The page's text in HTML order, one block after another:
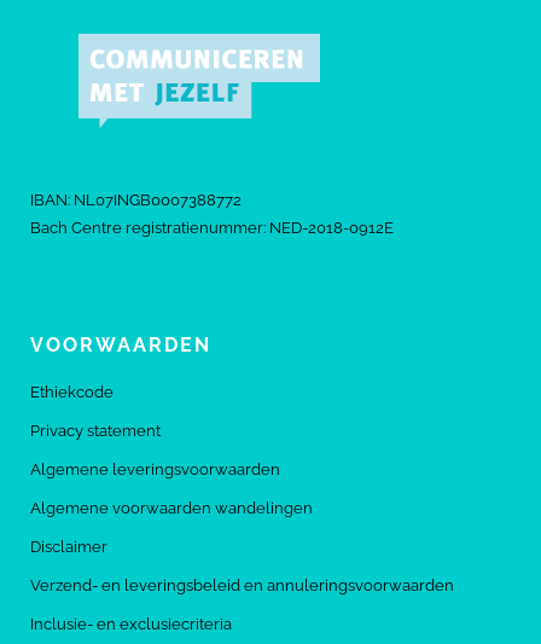
IBAN: NL07INGB0007388772
Bach Centre registratienummer: NED-2018-0912E
VOORWAARDEN
Ethiekcode
Privacy statement
Algemene leveringsvoorwaarden
Algemene voorwaarden wandelingen
Disclaimer
Verzend- en leveringsbeleid en annuleringsvoorwaarden
Inclusie- en exclusiecriteria